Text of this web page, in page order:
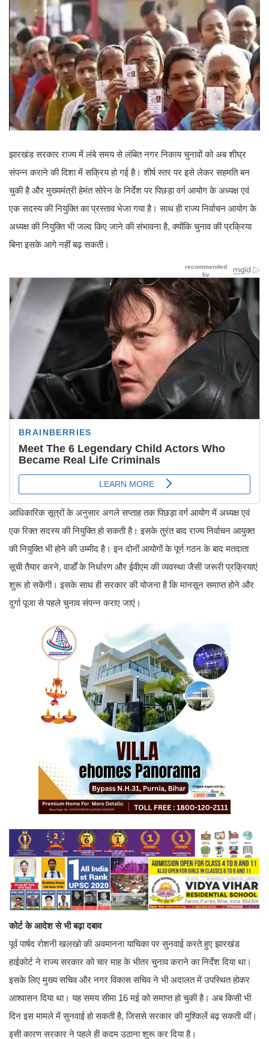
झारखंड सरकार राज्य में लंबे समय से लंबित नगर निकाय चुनावों को अब शीघ्र
संपन्न कराने की दिशा में सक्रिय हो गई है। शीर्ष स्तर पर इसे लेकर सहमति बन
चुकी है और मुख्यमंत्री हेमंत सोरेन के निर्देश पर पिछड़ा वर्ग आयोग के अध्यक्ष एवं
एक सदस्य की नियुक्ति का प्रस्ताव भेजा गया है। साथ ही राज्य निर्वाचन आयोग के
अध्यक्ष की नियुक्ति भी जल्द किए जाने की संभावना है, क्योंकि चुनाव की प्रक्रिया
बिना इसके आगे नहीं बढ़ सकती।
आधिकारिक सूत्रों के अनुसार अगले सप्ताह तक पिछड़ा वर्ग आयोग में अध्यक्ष एवं
एक रिक्त सदस्य की नियुक्ति हो सकती है। इसके तुरंत बाद राज्य निर्वाचन आयुक्त
की नियुक्ति भी होने की उम्मीद है। इन दोनों आयोगों के पूर्ण गठन के बाद मतदाता
सूची तैयार करने, वार्डों के निर्धारण और ईवीएम की व्यवस्था जैसी जरूरी प्रक्रियाएं
शुरू हो सकेंगी। इसके साथ ही सरकार की योजना है कि मानसून समाप्त होने और
दुर्गा पूजा से पहले चुनाव संपन्न कराए जाएं।
कोर्ट के आदेश से भी बढ़ा दबाव
पूर्व पार्षद रोशनी खलखो की अवमानना याचिका पर सुनवाई करते हुए झारखंड
हाईकोर्ट ने राज्य सरकार को चार माह के भीतर चुनाव कराने का निर्देश दिया था।
इसके लिए मुख्य सचिव और नगर विकास सचिव ने भी अदालत में उपस्थित होकर
आश्वासन दिया था। यह समय सीमा 16 मई को समाप्त हो चुकी है। अब किसी भी
दिन इस मामले में सुनवाई हो सकती है, जिससे सरकार की मुश्किलें बढ़ सकती थीं।
इसी कारण सरकार ने पहले ही कदम उठाना शुरू कर दिया है।